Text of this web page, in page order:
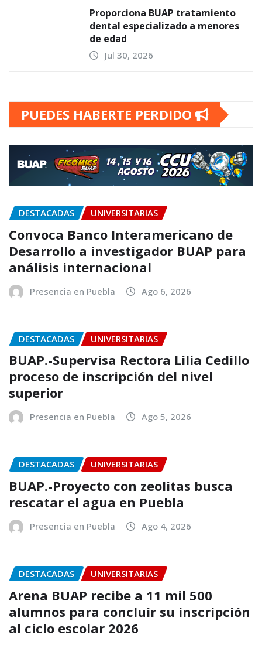
Proporciona BUAP tratamiento
dental especializado a menores
de edad
Jul 30, 2026
PUEDES HABERTE PERDIDO
DESTACADAS UNIVERSITARIAS
Convoca Banco Interamericano de
Desarrollo a investigador BUAP para
análisis internacional
Presencia en Puebla Ago 6, 2026
DESTACADAS UNIVERSITARIAS
BUAP.-Supervisa Rectora Lilia Cedillo
proceso de inscripción del nivel
superior
Presencia en Puebla Ago 5, 2026
DESTACADAS UNIVERSITARIAS
BUAP.-Proyecto con zeolitas busca
rescatar el agua en Puebla
Presencia en Puebla Ago 4, 2026
DESTACADAS UNIVERSITARIAS
Arena BUAP recibe a 11 mil 500
alumnos para concluir su inscripción
al ciclo escolar 2026